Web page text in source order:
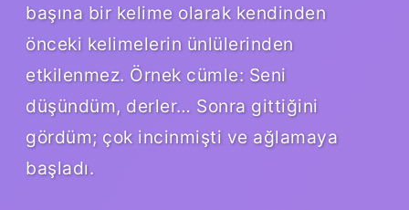
başına bir kelime olarak kendinden
önceki kelimelerin ünlülerinden
etkilenmez. Örnek cümle: Seni
düşündüm, derler… Sonra gittiğini
gördüm; çok incinmişti ve ağlamaya
başladı.